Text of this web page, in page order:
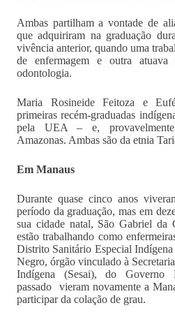
Ambas partilham a vontade de
que adquiriram na graduação
vivência anterior, quando uma
de enfermagem e outra
odontologia.
Maria Rosineide Feitoza e
primeiras recém-graduadas
pela UEA – e,
Amazonas. Ambas são da etnia
Em Manaus
Durante quase cinco anos
período da graduação, mas em
sua cidade natal, São Gabriel da
estão trabalhando como
Distrito Sanitário Especial
Negro, órgão vinculado à
Indígena (Sesai), do Governo
passado vieram novamente a
participar da colação de grau.